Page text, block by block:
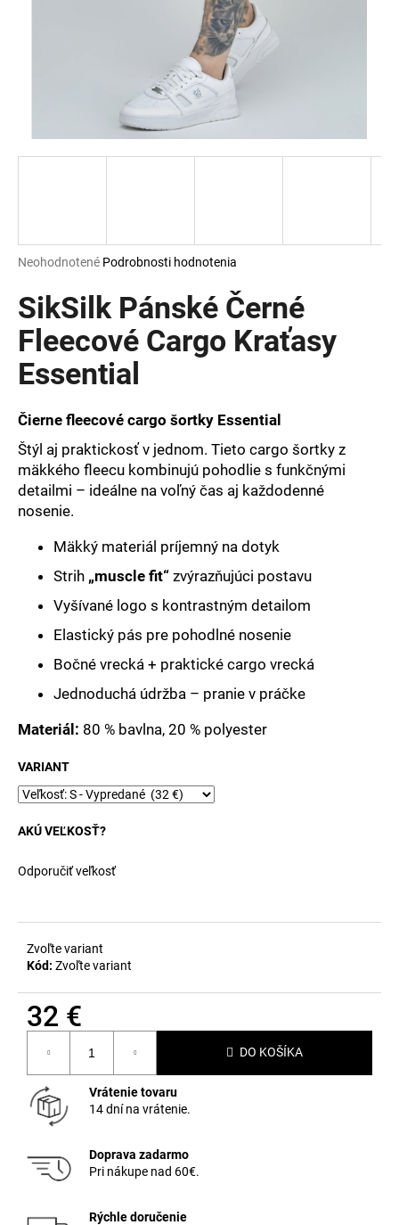
Priemerné
produktu
je
0,0
5
hviezdičiek.
Neohodnotené Podrobnosti hodnotenia
SikSilk Pánské Černé
Fleecové Cargo Kraťasy
Essential
Čierne fleecové cargo šortky Essential
Štýl aj praktickosť v jednom. Tieto cargo šortky z
mäkkého fleecu kombinujú pohodlie s funkčnými
detailmi – ideálne na voľný čas aj každodenné
nosenie.
Mäkký materiál príjemný na dotyk
Strih „muscle fit“ zvýrazňujúci postavu
Vyšívané logo s kontrastným detailom
Elastický pás pre pohodlné nosenie
Bočné vrecká + praktické cargo vrecká
Jednoduchá údržba – pranie v práčke
Materiál: 80 % bavlna, 20 % polyester
VARIANT
AKÚ VEĽKOSŤ?
Odporučiť veľkosť
Zvoľte variant
Kód: Zvoľte variant
32 €
cena:
DO KOŠÍKA
Vrátenie tovaru
14 dní na vrátenie.
Doprava zadarmo
Pri nákupe nad 60€.
Rýchle doručenie
d
p
o
r
ú
a
m
e